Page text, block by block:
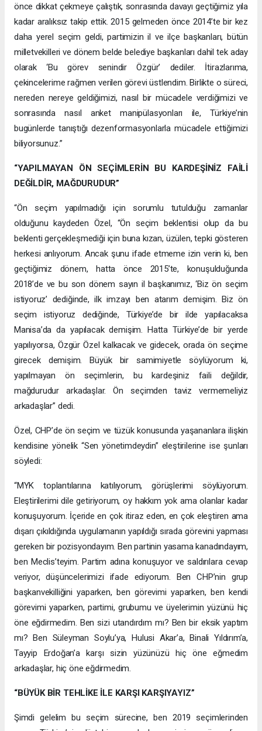
önce dikkat çekmeye çalıştık, sonrasında davayı geçtiğimiz yıla
kadar aralıksız takip ettik. 2015 gelmeden önce 2014’te bir kez
daha yerel seçim geldi, partimizin il ve ilçe başkanları, bütün
milletvekilleri ve dönem belde belediye başkanları dahil tek aday
olarak ‘Bu görev senindir Özgür’ dediler. İtirazlarıma,
çekincelerime rağmen verilen görevi üstlendim. Birlikte o süreci,
nereden nereye geldiğimizi, nasıl bir mücadele verdiğimizi ve
sonrasında nasıl anket manipülasyonları ile, Türkiye’nin
bugünlerde tanıştığı dezenformasyonlarla mücadele ettiğimizi
biliyorsunuz.”
“YAPILMAYAN ÖN SEÇİMLERİN BU KARDEŞİNİZ FAİLİ
DEĞİLDİR, MAĞDURUDUR”
“Ön seçim yapılmadığı için sorumlu tutulduğu zamanlar
olduğunu kaydeden Özel, “Ön seçim beklentisi olup da bu
beklenti gerçekleşmediği için buna kızan, üzülen, tepki gösteren
herkesi anlıyorum. Ancak şunu ifade etmeme izin verin ki, ben
geçtiğimiz dönem, hatta önce 2015’te, konuşulduğunda
2018’de ve bu son dönem sayın il başkanımız, ‘Biz ön seçim
istiyoruz’ dediğinde, ilk imzayı ben atarım demişim. Biz ön
seçim istiyoruz dediğinde, Türkiye’de bir ilde yapılacaksa
Manisa’da da yapılacak demişim. Hatta Türkiye’de bir yerde
yapılıyorsa, Özgür Özel kalkacak ve gidecek, orada ön seçime
girecek demişim. Büyük bir samimiyetle söylüyorum ki,
yapılmayan ön seçimlerin, bu kardeşiniz faili değildir,
mağdurudur arkadaşlar. Ön seçimden taviz vermemeliyiz
arkadaşlar” dedi.
Özel, CHP’de ön seçim ve tüzük konusunda yaşananlara ilişkin
kendisine yönelik “Sen yönetimdeydin” eleştirilerine ise şunları
söyledi:
“MYK toplantılarına katılıyorum, görüşlerimi söylüyorum.
Eleştirilerimi dile getiriyorum, oy hakkım yok ama olanlar kadar
konuşuyorum. İçeride en çok itiraz eden, en çok eleştiren ama
dışarı çıkıldığında uygulamanın yapıldığı sırada görevini yapması
gereken bir pozisyondayım. Ben partinin yasama kanadındayım,
ben Meclis’teyim. Partim adına konuşuyor ve saldırılara cevap
veriyor, düşüncelerimizi ifade ediyorum. Ben CHP’nin grup
başkanvekilliğini yaparken, ben görevimi yaparken, ben kendi
görevimi yaparken, partimi, grubumu ve üyelerimin yüzünü hiç
öne eğdirmedim. Ben sizi utandırdım mı? Ben bir eksik yaptım
mı? Ben Süleyman Soylu’ya, Hulusi Akar’a, Binali Yıldırım’a,
Tayyip Erdoğan’a karşı sizin yüzünüzü hiç öne eğmedim
arkadaşlar, hiç öne eğdirmedim.
“BÜYÜK BİR TEHLİKE İLE KARŞI KARŞIYAYIZ”
Şimdi gelelim bu seçim sürecine, ben 2019 seçimlerinden